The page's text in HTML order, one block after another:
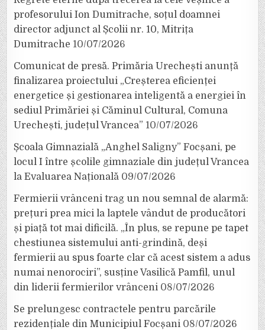
profesorului Ion Dumitrache, soțul doamnei
director adjunct al Școlii nr. 10, Mitrița
Dumitrache 10/07/2026
Comunicat de presă. Primăria Urechești anunță
finalizarea proiectului „Creșterea eficienței
energetice și gestionarea inteligentă a energiei în
sediul Primăriei și Căminul Cultural, Comuna
Urechești, județul Vrancea” 10/07/2026
Școala Gimnazială „Anghel Saligny” Focșani, pe
locul I între școlile gimnaziale din județul Vrancea
la Evaluarea Națională 09/07/2026
Fermierii vrânceni trag un nou semnal de alarmă:
prețuri prea mici la laptele vândut de producători
și piață tot mai dificilă. „În plus, se repune pe tapet
chestiunea sistemului anti-grindină, deși
fermierii au spus foarte clar că acest sistem a adus
numai nenorociri”, susține Vasilică Pamfil, unul
din liderii fermierilor vrânceni 08/07/2026
Se prelungesc contractele pentru parcările
rezidențiale din Municipiul Focșani 08/07/2026